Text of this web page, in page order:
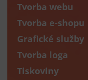
Tvorba webu
Tvorba e-shopu
Grafické služby
Tvorba loga
Tiskoviny